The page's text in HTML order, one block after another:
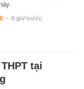
- 6 giờ trước
tại